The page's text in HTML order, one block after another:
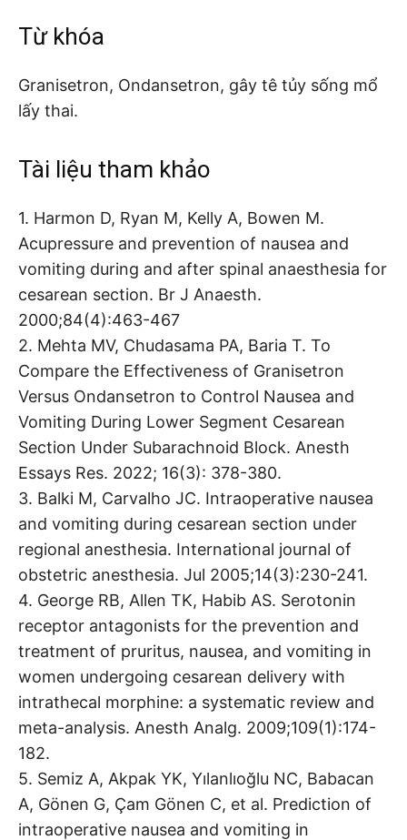
Từ khóa
Granisetron, Ondansetron, gây tê tủy sống mổ
lấy thai.
Tài liệu tham khảo
1. Harmon D, Ryan M, Kelly A, Bowen M.
Acupressure and prevention of nausea and
vomiting during and after spinal anaesthesia for
cesarean section. Br J Anaesth.
2000;84(4):463-467
2. Mehta MV, Chudasama PA, Baria T. To
Compare the Effectiveness of Granisetron
Versus Ondansetron to Control Nausea and
Vomiting During Lower Segment Cesarean
Section Under Subarachnoid Block. Anesth
Essays Res. 2022; 16(3): 378-380.
3. Balki M, Carvalho JC. Intraoperative nausea
and vomiting during cesarean section under
regional anesthesia. International journal of
obstetric anesthesia. Jul 2005;14(3):230-241.
4. George RB, Allen TK, Habib AS. Serotonin
receptor antagonists for the prevention and
treatment of pruritus, nausea, and vomiting in
women undergoing cesarean delivery with
intrathecal morphine: a systematic review and
meta-analysis. Anesth Analg. 2009;109(1):174-
182.
5. Semiz A, Akpak YK, Yılanlıoğlu NC, Babacan
A, Gönen G, Çam Gönen C, et al. Prediction of
intraoperative nausea and vomiting in